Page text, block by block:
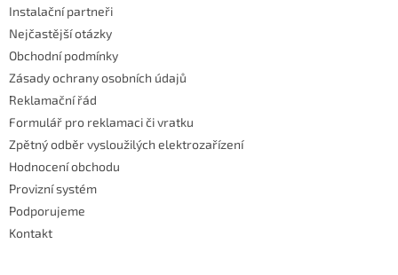
Instalační partneři
Nejčastější otázky
Obchodní podmínky
Zásady ochrany osobních údajů
Reklamační řád
Formulář pro reklamaci či vratku
Zpětný odběr vysloužilých elektrozařízení
Hodnocení obchodu
Provizní systém
Podporujeme
Kontakt